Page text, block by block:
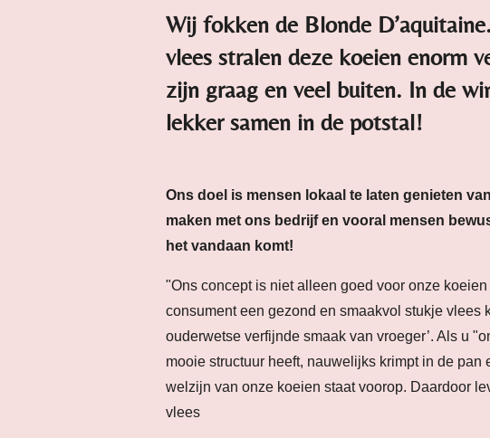
Wij fokken de Blonde
vlees stralen deze koeien enorm
zijn graag en veel buiten. In de
lekker samen in de potstal!
Ons doel is mensen lokaal te laten genieten
maken met ons bedrijf en vooral mensen
het vandaan komt!
"Ons concept is niet alleen goed voor onze
consument een gezond en smaakvol stukje
ouderwetse verfijnde smaak van vroeger’. Als u
mooie structuur heeft, nauwelijks krimpt in de pan
welzijn van onze koeien staat voorop. Daardoor
vlees